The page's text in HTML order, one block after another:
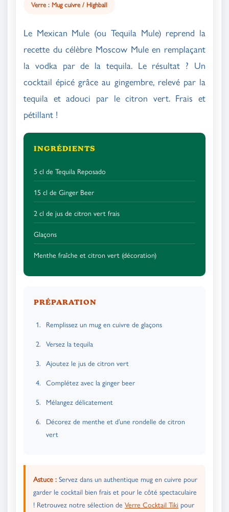
Verre : Mug cuivre / Highball
Le Mexican Mule (ou Tequila Mule) reprend la
recette du célèbre Moscow Mule en remplaçant
la vodka par de la tequila. Le résultat ? Un
cocktail épicé grâce au gingembre, relevé par la
tequila et adouci par le citron vert. Frais et
pétillant !
INGRÉDIENTS
5 cl de Tequila Reposado
15 cl de Ginger Beer
2 cl de jus de citron vert frais
Glaçons
Menthe fraîche et citron vert (décoration)
PRÉPARATION
Remplissez un mug en cuivre de glaçons
Versez la tequila
Ajoutez le jus de citron vert
Complétez avec la ginger beer
Mélangez délicatement
Décorez de menthe et d’une rondelle de citron
vert
Astuce : Servez dans un authentique mug en cuivre pour
garder le cocktail bien frais et pour le côté spectaculaire
! Retrouvez notre sélection de Verre Cocktail Tiki pour